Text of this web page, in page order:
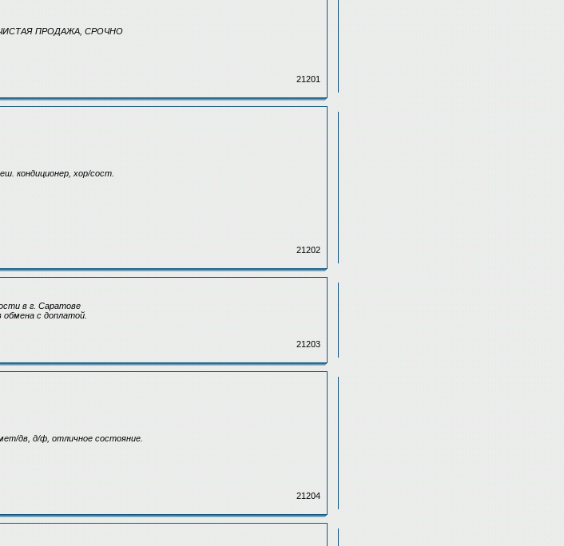
ПРОДАЖА, СРОЧНО
21201
кондиционер, хор/сост.
21202
в г. Саратове
с доплатой.
21203
дв, д/ф, отличное состояние.
21204